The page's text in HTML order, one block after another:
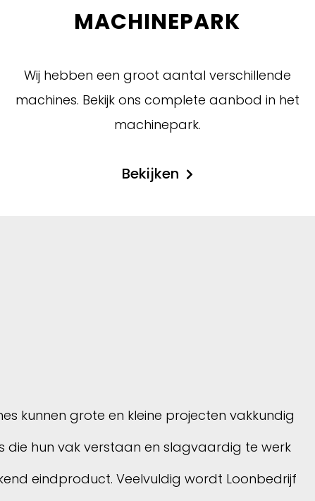
MACHINEPARK
Wij hebben een groot aantal verschillende
machines. Bekijk ons complete aanbod in het
machinepark.
Bekijken
kunnen grote en kleine projecten vakkundig
die hun vak verstaan en slagvaardig te werk
eindproduct. Veelvuldig wordt Loonbedrijf